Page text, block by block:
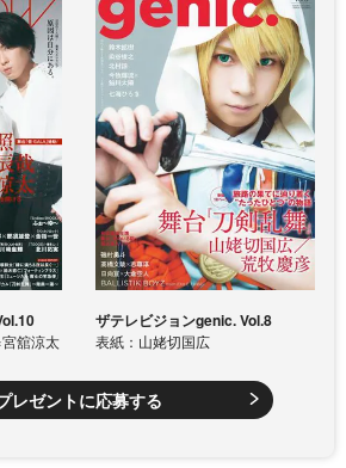
舘涼太
ザテレビジョンgenic. Vol.8
表紙：山姥切国広
レゼントに応募する